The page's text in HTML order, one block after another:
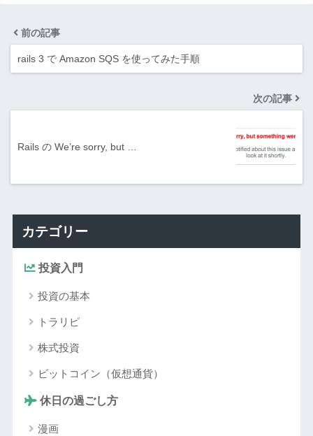
前の記事
rails 3 で Amazon SQS を使ってみた手順
次の記事
Rails の We’re sorry, but …
カテゴリー
投資入門
投資の基本
トラリピ
株式投資
ビットコイン（仮想通貨）
休日の過ごし方
漫画